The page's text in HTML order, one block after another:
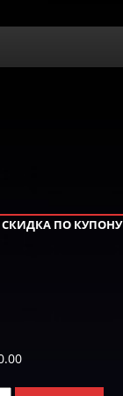
СКИДКА ПО КУПОНУ